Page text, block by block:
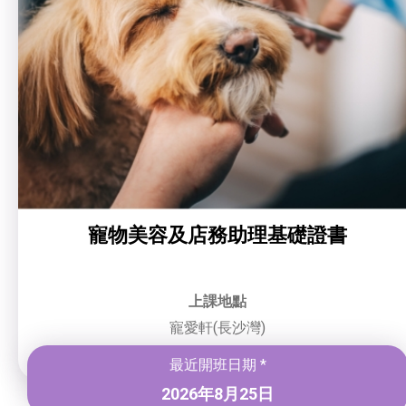
寵物美容及店務助理基礎證書
上課地點
寵愛軒(長沙灣)
最近開班日期 *
2026年8月25日